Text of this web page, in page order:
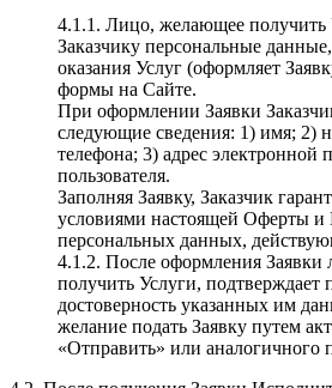
4.1.1. Лицо, желающее получить
Заказчику персональные
оказания Услуг (оформляет
формы на Сайте.
При оформлении Заявки
следующие сведения: 1) имя; 2)
телефона; 3) адрес электронной
пользователя.
Заполняя Заявку, Заказчик
условиями настоящей Оферты и
персональных данных,
4.1.2. После оформления
получить Услуги, подтверждает
достоверность указанных им
желание подать Заявку путем
«Отправить» или аналогичного